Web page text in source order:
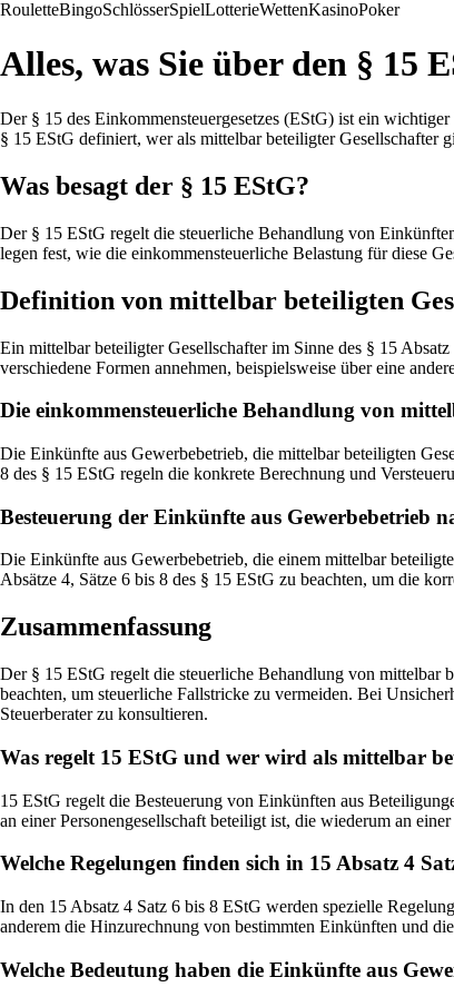
RouletteBingoSchlösserSpielLotterieWettenKasinoPoker
Alles, was Sie über den § 15
Der § 15 des Einkommensteuergesetzes (EStG) ist ein
§ 15 EStG definiert, wer als mittelbar beteiligter
Was besagt der § 15 EStG?
Der § 15 EStG regelt die steuerliche Behandlung von
legen fest, wie die einkommensteuerliche Belastung für diese
Definition von mittelbar beteiligten
Ein mittelbar beteiligter Gesellschafter im Sinne des § 15
verschiedene Formen annehmen, beispielsweise über eine
Die einkommensteuerliche Behandlung von
Die Einkünfte aus Gewerbebetrieb, die mittelbar beteiligten
8 des § 15 EStG regeln die konkrete Berechnung und
Besteuerung der Einkünfte aus Gewerbebetrieb
Die Einkünfte aus Gewerbebetrieb, die einem mittelbar
Absätze 4, Sätze 6 bis 8 des § 15 EStG zu beachten, um die
Zusammenfassung
Der § 15 EStG regelt die steuerliche Behandlung von mittelbar
beachten, um steuerliche Fallstricke zu vermeiden. Bei
Steuerberater zu konsultieren.
Was regelt 15 EStG und wer wird als mittelbar
15 EStG regelt die Besteuerung von Einkünften aus
an einer Personengesellschaft beteiligt ist, die wiederum an
Welche Regelungen finden sich in 15 Absatz 4
In den 15 Absatz 4 Satz 6 bis 8 EStG werden spezielle
anderem die Hinzurechnung von bestimmten Einkünften und
Welche Bedeutung haben die Einkünfte aus